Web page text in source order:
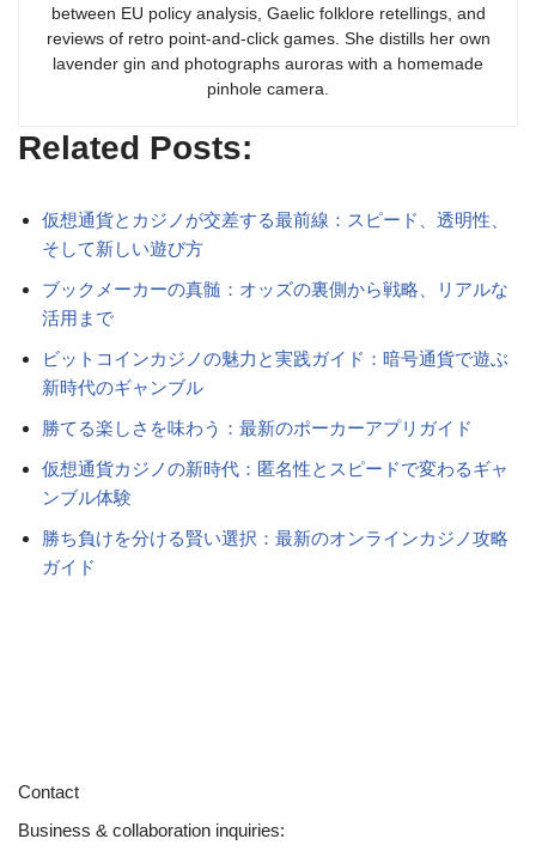
between EU policy analysis, Gaelic folklore retellings, and
reviews of retro point-and-click games. She distills her own
lavender gin and photographs auroras with a homemade
pinhole camera.
Related Posts:
仮想通貨とカジノが交差する最前線：スピード、透明性、
そして新しい遊び方
ブックメーカーの真髄：オッズの裏側から戦略、リアルな
活用まで
ビットコインカジノの魅力と実践ガイド：暗号通貨で遊ぶ
新時代のギャンブル
勝てる楽しさを味わう：最新のポーカーアプリガイド
仮想通貨カジノの新時代：匿名性とスピードで変わるギャ
ンブル体験
勝ち負けを分ける賢い選択：最新のオンラインカジノ攻略
ガイド
Contact
Business & collaboration inquiries: